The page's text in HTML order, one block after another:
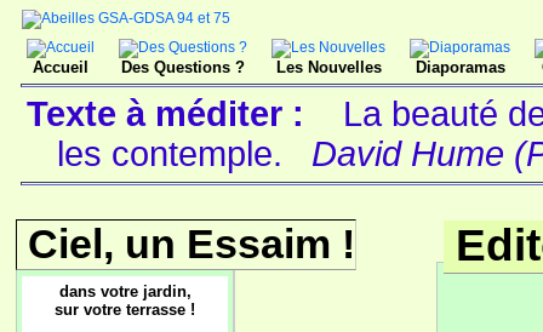
Accueil Des Questions ? Les Nouvelles Diaporamas
Texte à méditer :
La beauté
les contemple.
David Hume
Ciel, un Essaim !
dans votre jardin,
sur votre terrasse !